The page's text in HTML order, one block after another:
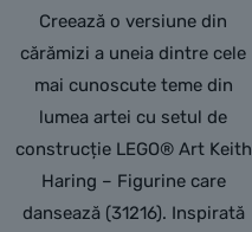
Creează o versiune din
cărămizi a uneia dintre cele
mai cunoscute teme din
lumea artei cu setul de
construcție LEGO® Art Keith
Haring – Figurine care
dansează (31216). Inspirată